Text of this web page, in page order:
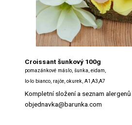
Croissant šunkový 100g
pomazánkové máslo, šunka, eidam,
lo-lo bianco, rajče, okurek, A1,A3,A7
Kompletní složení a seznam alergenů
objednavka@barunka.com